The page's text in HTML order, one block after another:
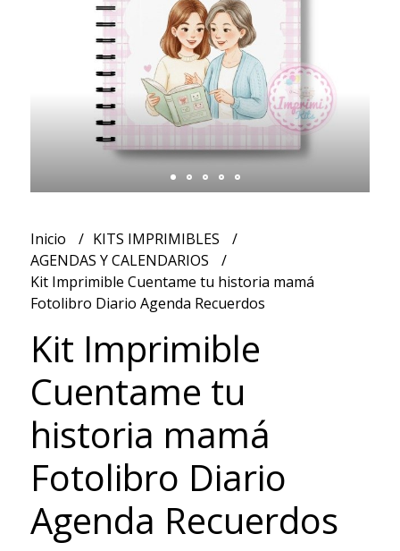
Inicio
KITS IMPRIMIBLES
AGENDAS Y CALENDARIOS
Kit Imprimible Cuentame tu historia mamá
Fotolibro Diario Agenda Recuerdos
Kit Imprimible
Cuentame tu
historia mamá
Fotolibro Diario
Agenda Recuerdos